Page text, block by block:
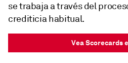
se trabaja a través del
crediticia habitual.
Vea Scorecards